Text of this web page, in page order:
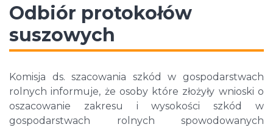
Odbiór protokołów
suszowych
Komisja ds. szacowania szkód w gospodarstwach
rolnych informuje, że osoby które złożyły wnioski o
oszacowanie zakresu i wysokości szkód w
gospodarstwach rolnych spowodowanych